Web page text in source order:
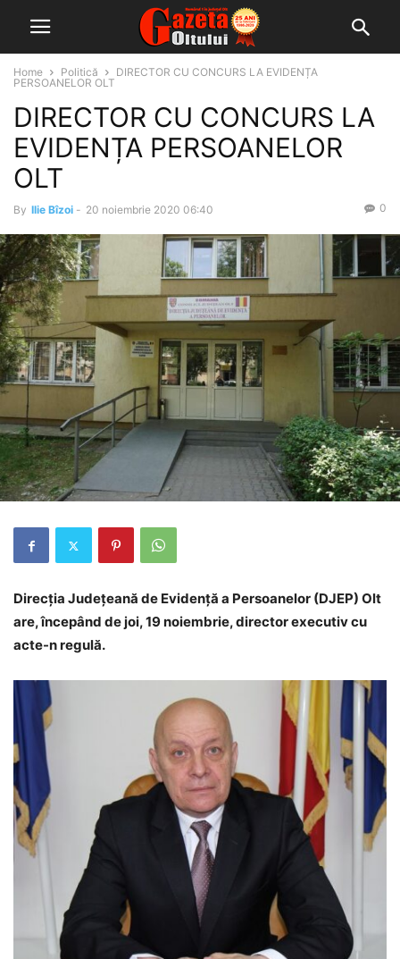
Home Politică
DIRECTOR CU CONCURS LA EVIDENȚA
PERSOANELOR OLT
DIRECTOR CU CONCURS LA
EVIDENȚA PERSOANELOR
OLT
By Ilie Bîzoi - 20 noiembrie 2020 06:40 0
Direcţia Judeţeană de Evidenţă a Persoanelor (DJEP) Olt
are, începând de joi, 19 noiembrie, director executiv cu
acte-n regulă.